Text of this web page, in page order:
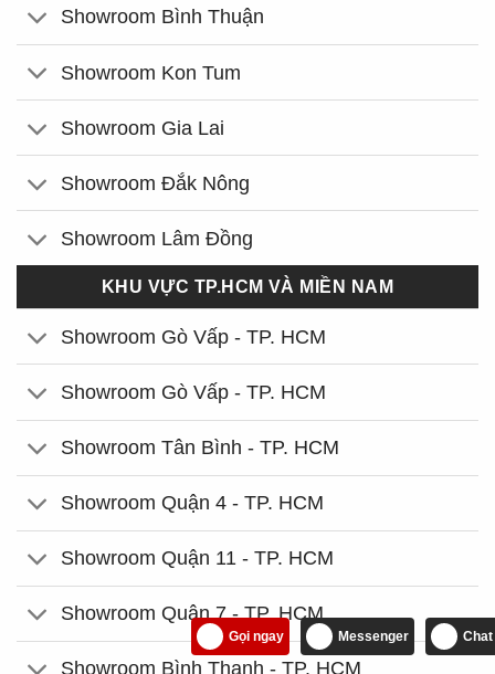
Showroom Bình Thuận
Showroom Kon Tum
Showroom Gia Lai
Showroom Đắk Nông
Showroom Lâm Đồng
KHU VỰC TP.HCM VÀ MIỀN NAM
Showroom Gò Vấp - TP. HCM
Showroom Gò Vấp - TP. HCM
Showroom Tân Bình - TP. HCM
Showroom Quận 4 - TP. HCM
Showroom Quận 11 - TP. HCM
Showroom Quận 7 - TP. HCM
Showroom Bình Thạnh - TP. HCM
Gọi ngay Messenger